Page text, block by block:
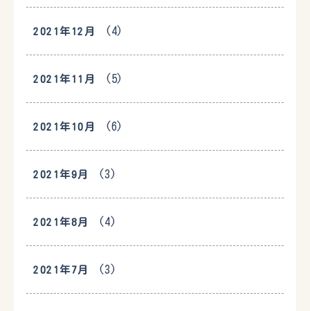
2021年12月 (4)
2021年11月 (5)
2021年10月 (6)
2021年9月 (3)
2021年8月 (4)
2021年7月 (3)